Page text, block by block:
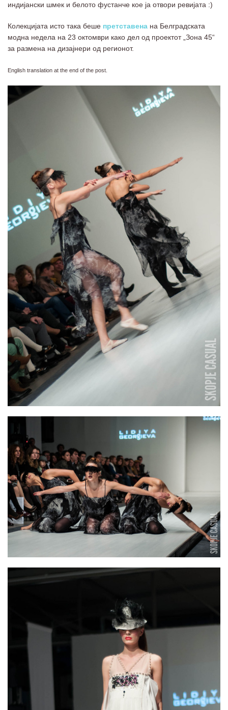
индијански шмек и белото фустанче кое ја отвори ревијата :)
Колекцијата исто така беше претставена на Белградската
модна недела на 23 октомври како дел од проектот „Зона 45“
за размена на дизајнери од регионот.
English translation at the end of the post.